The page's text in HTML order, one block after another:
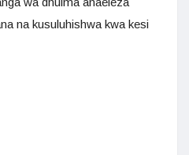
na kusuluhishwa kwa kesi